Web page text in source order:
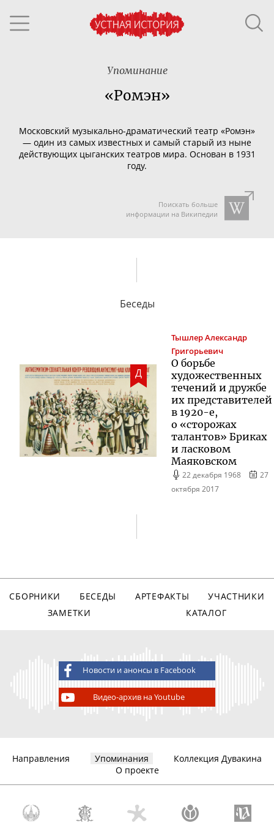
Упоминание
«Ромэн»
Московский музыкально-драматический театр «Ромэн»
— один из самых известных и самый старый из ныне
действующих цыганских театровмира. Основан в 1931
году.
Поискать больше
информации на Википедии
Беседы
Д
ТышлерАлександр
Григорьевич
О борьбе
художественных
течений и дружбе
их представителей
в 1920-е,
о «сторожах
талантов» Бриках
и ласковом
Маяковском
22 декабря 1968
27
октября 2017
СБОРНИКИ БЕСЕДЫ АРТЕФАКТЫ
УЧАСТНИКИ
ЗАМЕТКИ
КАТАЛОГ
Новости и анонсы в Facebook
Видео-архив на Youtube
Направления Упоминания
Коллекция Дувакина
О проекте